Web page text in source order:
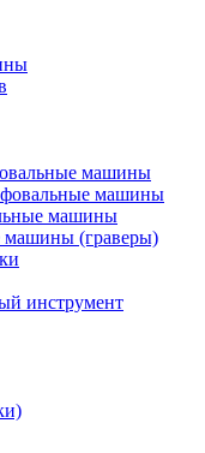
машины
машины
машины
(граверы)
инструмент